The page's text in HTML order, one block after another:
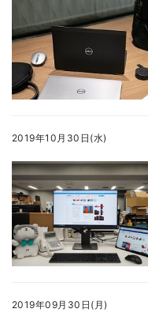
2019年10月30日(水)
2019年09月30日(月)